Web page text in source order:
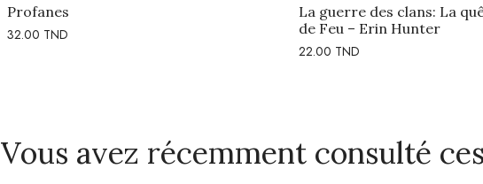
Profanes
32.00 TND
La guerre des clans: La
de Feu – Erin Hunter
22.00 TND
Vous avez récemment consulté